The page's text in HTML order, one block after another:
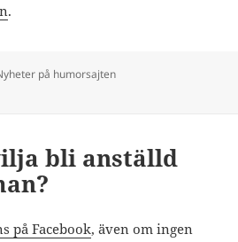
.
på humorsajten
Humornyheter sommaren 2021
bli anställd
på Facebook, även om ingen